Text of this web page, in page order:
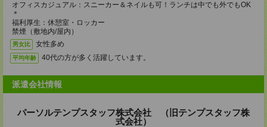
オフィスカジュアル：スニーカー＆ネイルも可！ランチは中でも外でもOK
＊
福利厚生：休憩室・ロッカー
禁煙（敷地内/屋内）
男女比 女性多め
平均年齢 40代の方が多く活躍しています。
派遣会社情報
パーソルテンプスタッフ株式会社 （旧テンプスタッフ株
式会社）